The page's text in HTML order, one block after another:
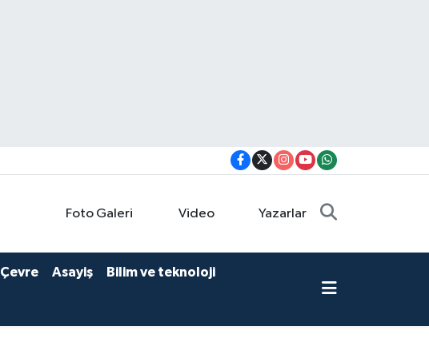
Foto Galeri Video Yazarlar
Çevre Asayiş Bilim ve teknoloji